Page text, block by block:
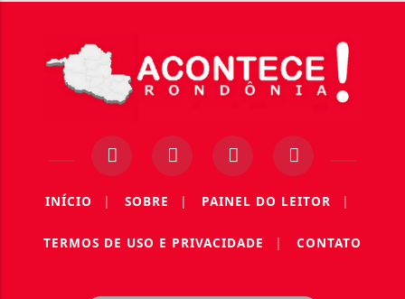
INÍCIO | SOBRE | PAINEL DO LEITOR |
TERMOS DE USO E PRIVACIDADE | CONTATO